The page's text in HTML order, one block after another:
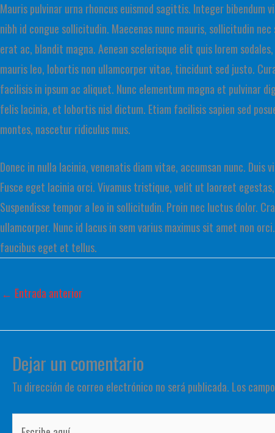
Mauris pulvinar urna rhoncus euismod sagittis. Integer
nibh id congue sollicitudin. Maecenas nunc mauris, sollicitudin
erat ac, blandit magna. Aenean scelerisque elit quis lorem
mauris leo, lobortis non ullamcorper vitae, tincidunt sed justo.
facilisis in ipsum ac aliquet. Nunc elementum magna et pulvinar
felis lacinia, et lobortis nisl dictum. Etiam facilisis sapien sed
montes, nascetur ridiculus mus.
Donec in nulla lacinia, venenatis diam vitae, accumsan nunc.
Fusce eget lacinia orci. Vivamus tristique, velit ut laoreet
Suspendisse tempor a leo in sollicitudin. Proin nec luctus dolor.
ullamcorper. Nunc id lacus in sem varius maximus sit amet non
faucibus eget et tellus.
← Entrada anterior
Dejar un comentario
Tu dirección de correo electrónico no será publicada. Los